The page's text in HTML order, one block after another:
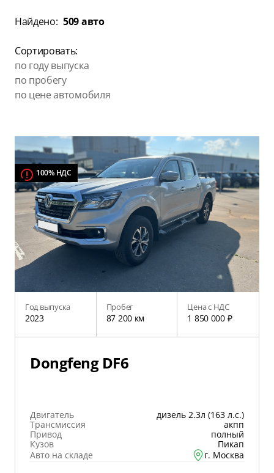
Найдено: 509 авто
Сортировать:
по году выпуска
по пробегу
по цене автомобиля
100% НДС
Год выпуска
2023
Пробег
87 200 км
Цена с НДС
1 850 000 ₽
Dongfeng DF6
Двигатель
дизель 2.3л (163 л.с.)
Трансмиссия
акпп
Привод
полный
Кузов
Пикап
Авто на складе
г. Москва